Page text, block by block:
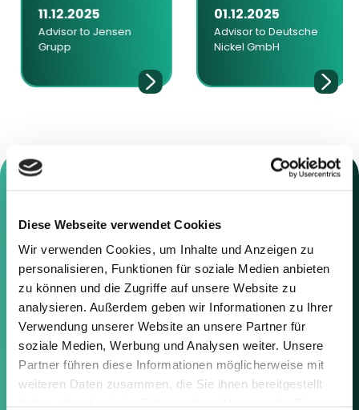
Diese Webseite verwendet Cookies
Wir verwenden Cookies, um Inhalte und Anzeigen zu
personalisieren, Funktionen für soziale Medien anbieten
zu können und die Zugriffe auf unsere Website zu
analysieren. Außerdem geben wir Informationen zu Ihrer
Verwendung unserer Website an unsere Partner für
soziale Medien, Werbung und Analysen weiter. Unsere
Partner führen diese Informationen möglicherweise mit
weiteren Daten zusammen, die Sie ihnen bereitgestellt
11.12.2025
Advisor to Jensen
Grupp
01.12.2025
Advisor to Deutsche
Nickel GmbH
Contact us
Feel free to contact us using the
information below or the form on
the right.
Berlin
Frankfurt